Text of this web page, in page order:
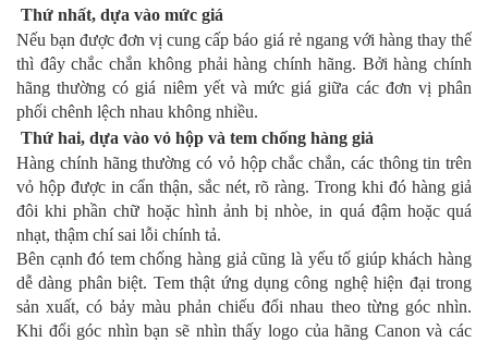
Thứ nhất, dựa vào mức giá
Nếu bạn được đơn vị cung cấp báo giá rẻ ngang với hàng thay thế
thì đây chắc chắn không phải hàng chính hãng. Bởi hàng chính
hãng thường có giá niêm yết và mức giá giữa các đơn vị phân
phối chênh lệch nhau không nhiều.
Thứ hai, dựa vào vỏ hộp và tem chống hàng giả
Hàng chính hãng thường có vỏ hộp chắc chắn, các thông tin trên
vỏ hộp được in cẩn thận, sắc nét, rõ ràng. Trong khi đó hàng giả
đôi khi phần chữ hoặc hình ảnh bị nhòe, in quá đậm hoặc quá
nhạt, thậm chí sai lỗi chính tả.
Bên cạnh đó tem chống hàng giả cũng là yếu tố giúp khách hàng
dễ dàng phân biệt. Tem thật ứng dụng công nghệ hiện đại trong
sản xuất, có bảy màu phản chiếu đổi nhau theo từng góc nhìn.
Khi đổi góc nhìn bạn sẽ nhìn thấy logo của hãng Canon và các